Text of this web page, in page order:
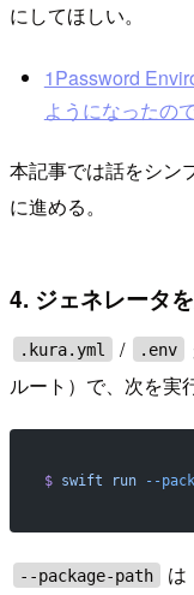
にしてほしい。
1Password
ようになったの
本記事では話をシン
に進める。
4. ジェネレータ
.kura.yml / .env
ルート）で、次を実
$ swift run --
--package-path
は